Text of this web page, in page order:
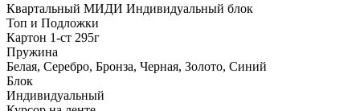
Квартальный МИДИ Индивидуальный блок
Топ и Подложки
Картон 1-ст 295г
Пружина
Белая, Серебро, Бронза, Черная, Золото, Синий
Блок
Индивидуальный